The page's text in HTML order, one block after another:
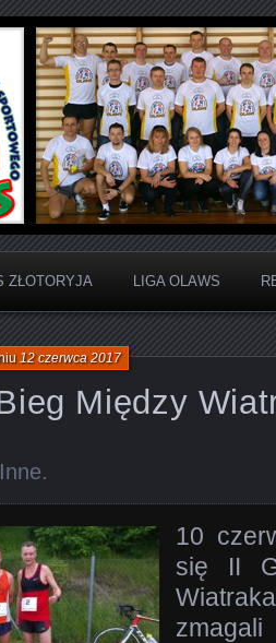
| Otwarta
Wieloboju Sportowego
ZŁOTORYJA LIGA OLAWS
Między
12 czerwca 2017
Inne.
10
się II